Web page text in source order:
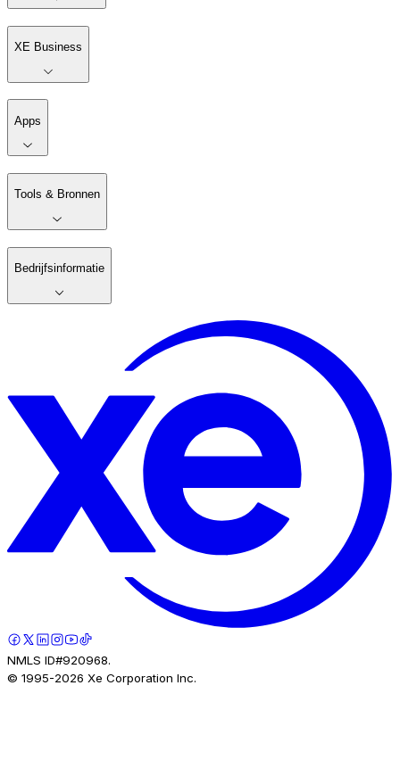
XE Business
Apps
Tools & Bronnen
Bedrijfsinformatie
NMLS ID#920968.
© 1995-2026 Xe Corporation Inc.